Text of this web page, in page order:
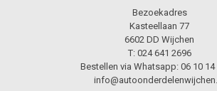
Bezoekadres
Kasteellaan 77
6602 DD Wijchen
T: 024 641 2696
Bestellen via Whatsapp: 06 10 14